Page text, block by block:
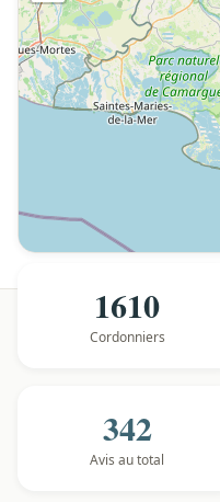
1610
Cordonniers
342
Avis au total